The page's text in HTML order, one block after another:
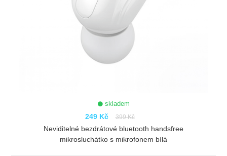
skladem
249 Kč 399 Kč
Neviditelné bezdrátové bluetooth handsfree
mikrosluchátko s mikrofonem bílá